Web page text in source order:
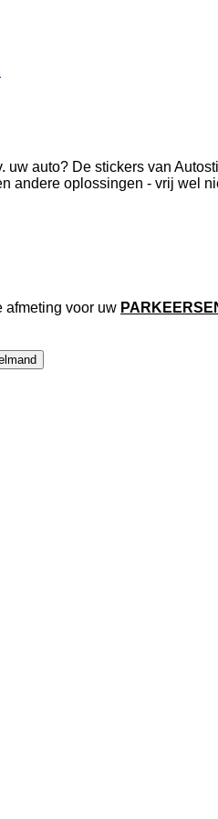
auto? De stickers van
andere oplossingen - vrij wel
afmeting voor uw